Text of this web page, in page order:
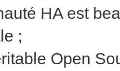
HA est
;
Open